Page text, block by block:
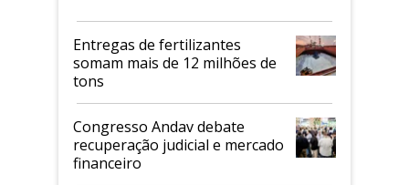
Entregas de fertilizantes
somam mais de 12 milhões de
tons
Congresso Andav debate
recuperação judicial e mercado
financeiro